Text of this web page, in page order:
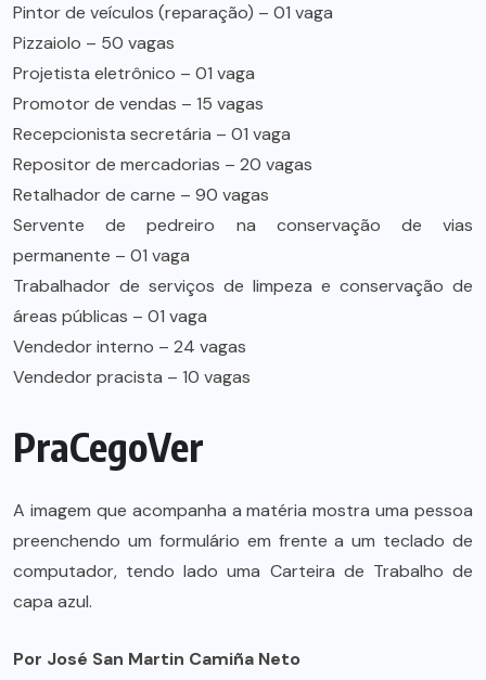
Pintor de veículos (reparação) – 01 vaga
Pizzaiolo – 50 vagas
Projetista eletrônico – 01 vaga
Promotor de vendas – 15 vagas
Recepcionista secretária – 01 vaga
Repositor de mercadorias – 20 vagas
Retalhador de carne – 90 vagas
Servente de pedreiro na conservação de vias
permanente – 01 vaga
Trabalhador de serviços de limpeza e conservação de
áreas públicas – 01 vaga
Vendedor interno – 24 vagas
Vendedor pracista – 10 vagas
PraCegoVer
A imagem que acompanha a matéria mostra uma pessoa
preenchendo um formulário em frente a um teclado de
computador, tendo lado uma Carteira de Trabalho de
capa azul.
Por José San Martin Camiña Neto